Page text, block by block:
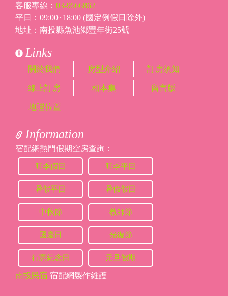
客服專線： 03-9566862
平日：09:00~18:00 (國定例假日除外)
地址：南投縣魚池鄉豐年街25號
Links
關於我們 房型介紹 訂房須知
線上訂房 相本集 留言版
地理位置
Information
宿配網熱門假期空房查詢：
旺季假日 旺季平日
暑假平日 暑假假日
中秋節 教師節
國慶日 光復節
行憲紀念日 元旦假期
南投民宿 宿配網製作維護